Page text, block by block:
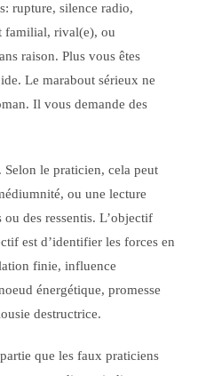
rupture, silence radio,
familial, rival(e), ou
raison. Plus vous êtes
Le marabout sérieux ne
Il vous demande des
Selon le praticien, cela peut
ou une lecture
des ressentis. L’objectif
est d’identifier les forces en
finie, influence
énergétique, promesse
destructrice.
que les faux praticiens